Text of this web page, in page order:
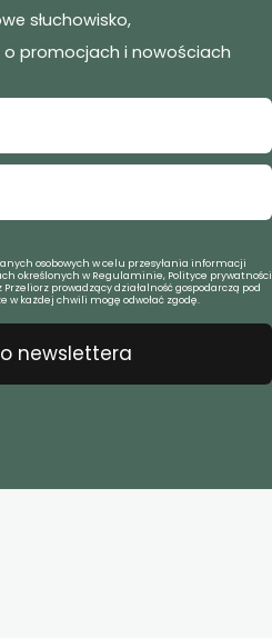
słuchowisko,
o promocjach i nowościach
osobowych w celu przesyłania informacji
określonych w Regulaminie, Polityce prywatności
prowadzący działalność gospodarczą pod
w każdej chwili mogę odwołać zgodę.
newslettera